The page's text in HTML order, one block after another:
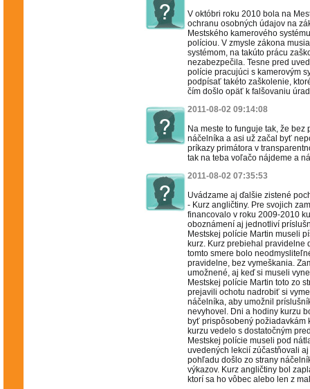
V októbri roku 2010 bola na
ochranu osobných údajov na
Mestského kamerového
políciou. V zmysle zákona
systémom, na takúto prácu
nezabezpečila. Tesne pred
polície pracujúci s kamerovým
podpísať takéto zaškolenie,
čím došlo opäť k falšovaniu
2011-08-02 09:14:08
Na meste to funguje tak, že
náčelníka a asi už začal byť
príkazy primátora v
tak na teba voľačo nájdeme a
2011-08-02 07:35:53
Uvádzame aj ďalšie zistené
- Kurz angličtiny. Pre svojich
financovalo v roku 2009-2010
oboznámení aj jednotliví
Mestskej polície Martin museli
kurz. Kurz prebiehal pravidelne
tomto smere bolo
pravidelne, bez vymeškania.
umožnené, aj keď si museli
Mestskej polície Martin toto zo
prejavili ochotu nadrobiť si
náčelníka, aby umožnil
nevyhovel. Dni a hodiny kurzu
byť prispôsobený požiadavkám
kurzu vedelo s dostatočným
Mestskej polície museli pod
uvedených lekcií zúčastňovali
pohľadu došlo zo strany
výkazov. Kurz angličtiny bol
ktorí sa ho vôbec alebo len z